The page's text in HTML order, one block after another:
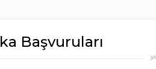
Başvuruları